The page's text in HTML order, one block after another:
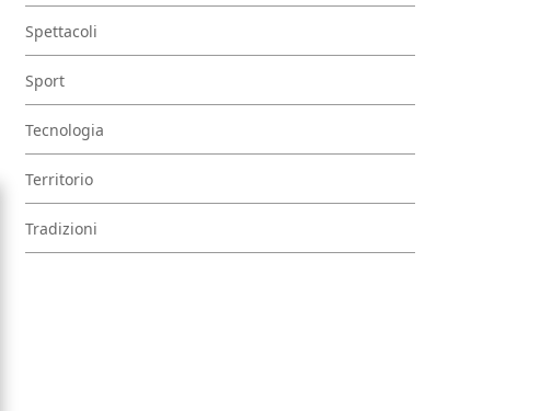
Spettacoli
Sport
Tecnologia
Territorio
Tradizioni